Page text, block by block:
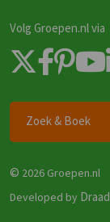
Volg Groepen.nl via
Zoek & Boek
© 2026 Groepen.nl
Developed by Draad